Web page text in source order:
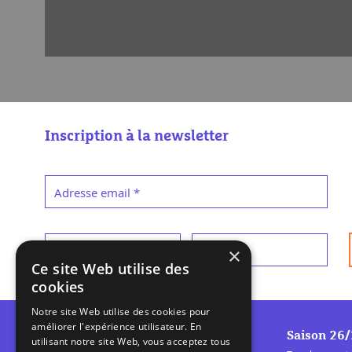
Inscription à la newsletter
Adresse email *
*
Saison
×
Ce site Web utilise des
cookies
Notre site Web utilise des cookies pour
améliorer l'expérience utilisateur. En
utilisant notre site Web, vous acceptez tous